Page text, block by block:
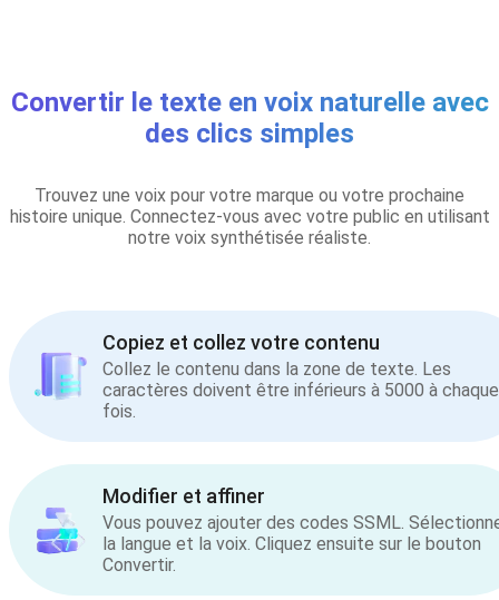
Convertir le texte en voix naturelle avec
des clics simples
Trouvez une voix pour votre marque ou votre prochaine
histoire unique. Connectez-vous avec votre public en utilisant
notre voix synthétisée réaliste.
Copiez et collez votre contenu
Collez le contenu dans la zone de texte. Les
caractères doivent être inférieurs à 5000 à chaque
fois.
Modifier et affiner
Vous pouvez ajouter des codes SSML.
la langue et la voix. Cliquez ensuite sur le bouton
Convertir.